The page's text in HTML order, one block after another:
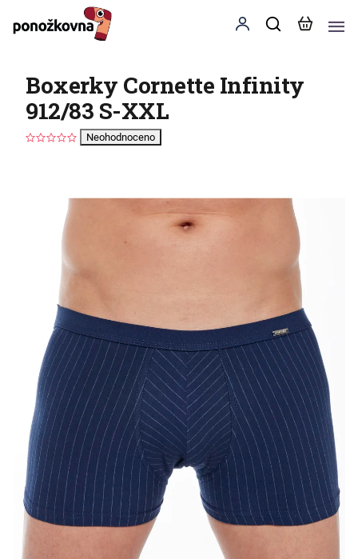
Boxerky Cornette Infinity
912/83 S-XXL
Neohodnoceno